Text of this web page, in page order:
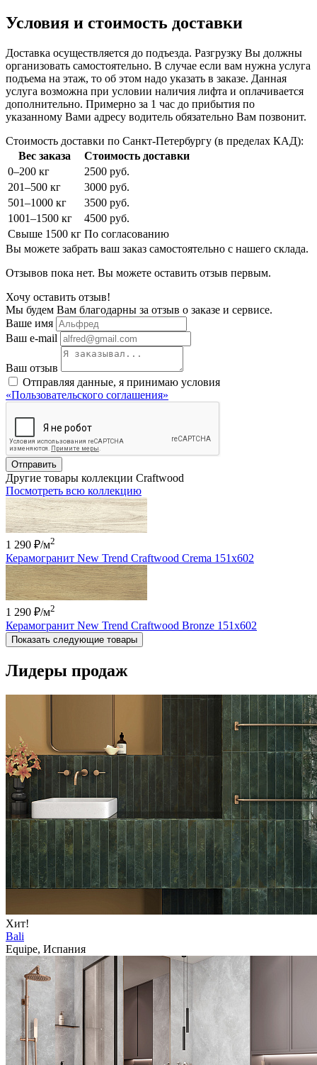
Условия и стоимость доставки
Доставка осуществляется до подъезда. Разгрузку Вы должны
организовать самостоятельно. В случае если вам нужна услуга
подъема на этаж, то об этом надо указать в заказе. Данная
услуга возможна при условии наличия лифта и оплачивается
дополнительно. Примерно за 1 час до прибытия по
указанному Вами адресу водитель обязательно Вам позвонит.
Стоимость доставки по Санкт-Петербургу (в пределах КАД):
Вес заказа
Стоимость доставки
0–200 кг
2500 руб.
201–500 кг
3000 руб.
501–1000 кг
3500 руб.
1001–1500 кг
4500 руб.
Свыше 1500 кг По согласованию
Вы можете забрать ваш заказ самостоятельно с нашего склада.
Отзывов пока нет. Вы можете оставить отзыв первым.
Хочу оставить отзыв!
Мы будем Вам благодарны за отзыв о заказе и сервисе.
Ваше имя
Ваш e-mail
Ваш отзыв
Отправляя данные, я принимаю условия
«Пользовательского соглашения»
Отправить
Другие товары коллекции Craftwood
Посмотреть всю коллекцию
1 290 ₽/м2
Керамогранит New Trend Craftwood Crema 151x602
1 290 ₽/м2
Керамогранит New Trend Craftwood Bronze 151x602
Показать следующие товары
Лидеры продаж
Хит!
Bali
Equipe, Испания